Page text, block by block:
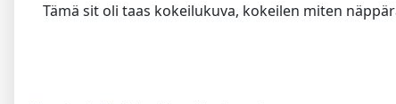
Tämä sit oli taas kokeilukuva, kokeilen miten